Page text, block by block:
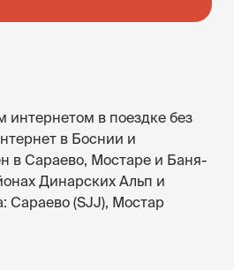
интернетом в поездке без
в Боснии и
в Сараево, Мостаре и Баня-
Динарских Альп и
Сараево (SJJ), Мостар